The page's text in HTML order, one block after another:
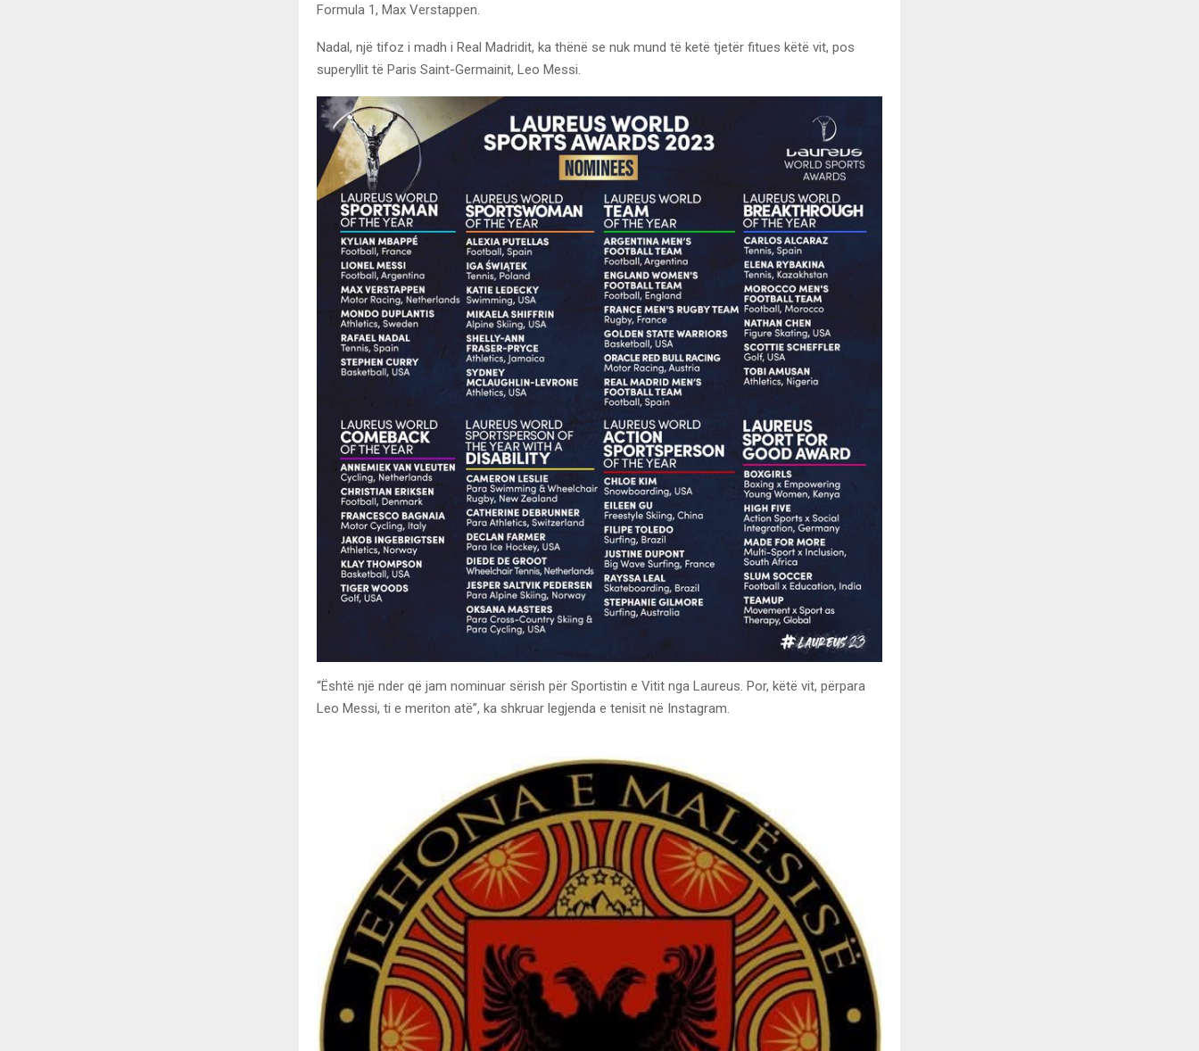
Formula 1, Max Verstappen.
Nadal, një tifoz i madh i Real Madridit, ka thënë se nuk mund të ketë tjetër fitues këtë vit, pos
superyllit të Paris Saint-Germainit, Leo Messi.
“Është një nder që jam nominuar sërish për Sportistin e Vitit nga Laureus. Por, këtë vit, përpara
Leo Messi, ti e meriton atë”, ka shkruar legjenda e tenisit në Instagram.